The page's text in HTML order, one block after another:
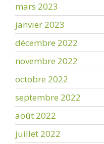
mars 2023
janvier 2023
décembre 2022
novembre 2022
octobre 2022
septembre 2022
août 2022
juillet 2022